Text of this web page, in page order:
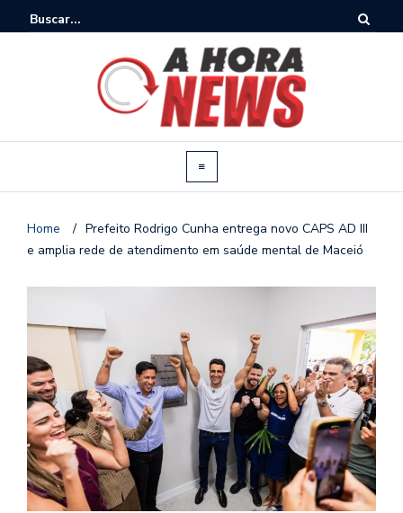
Home / Prefeito Rodrigo Cunha entrega novo CAPS AD III
e amplia rede de atendimento em saúde mental de Maceió